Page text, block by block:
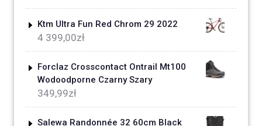
Ktm Ultra Fun Red Chrom 29 2022
4 399,00zł
Forclaz Crosscontact Ontrail Mt100
Wodoodporne Czarny Szary
349,99zł
Salewa Randonnée 32 60cm Black